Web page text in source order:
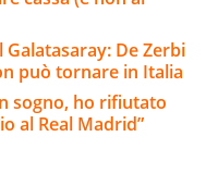
De Zerbi
può tornare in Italia
sogno, ho rifiutato
al Real Madrid”